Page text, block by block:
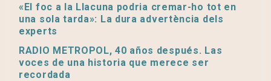
«El foc a la Llacuna podria cremar-ho tot en
una sola tarda»: La dura advertència dels
experts
RADIO METROPOL, 40 años después. Las
voces de una historia que merece ser
recordada